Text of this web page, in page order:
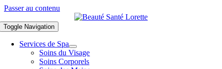
Passer au contenu
Toggle Navigation
Services de Spa
Soins du Visage
Soins Corporels